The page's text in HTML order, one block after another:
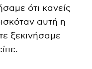
ότι κανείς
αυτή η
ξεκινήσαμε